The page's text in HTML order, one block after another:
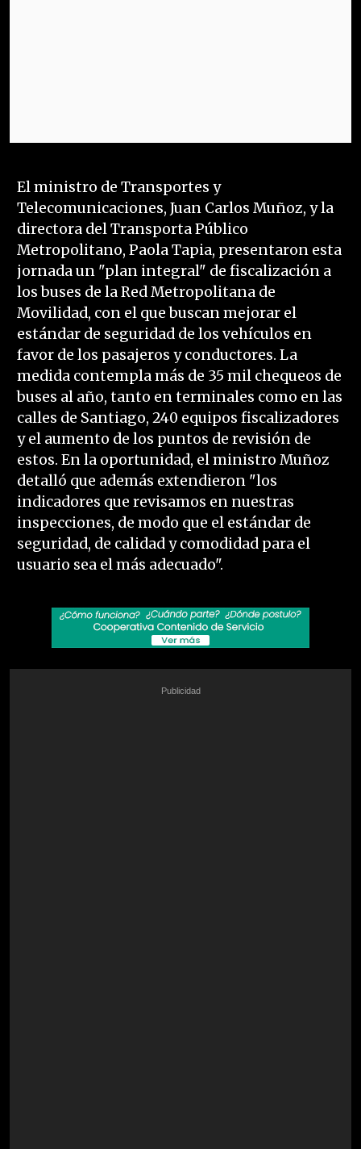
El ministro de Transportes y
Telecomunicaciones, Juan Carlos Muñoz, y la
directora del Transporta Público
Metropolitano, Paola Tapia, presentaron esta
jornada un "plan integral" de fiscalización a
los buses de la Red Metropolitana de
Movilidad, con el que buscan mejorar el
estándar de seguridad de los vehículos en
favor de los pasajeros y conductores. La
medida contempla más de 35 mil chequeos de
buses al año, tanto en terminales como en las
calles de Santiago, 240 equipos fiscalizadores
y el aumento de los puntos de revisión de
estos. En la oportunidad, el ministro Muñoz
detalló que además extendieron "los
indicadores que revisamos en nuestras
inspecciones, de modo que el estándar de
seguridad, de calidad y comodidad para el
usuario sea el más adecuado".